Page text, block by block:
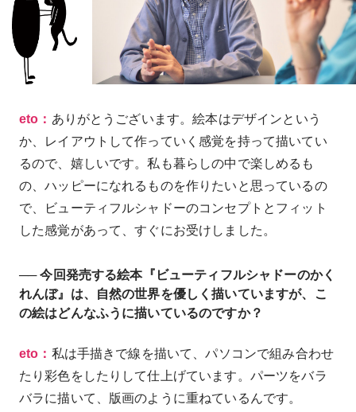
eto： ありがとうございます。絵本はデザインという
か、レイアウトして作っていく感覚を持って描いてい
るので、嬉しいです。私も暮らしの中で楽しめるも
の、ハッピーになれるものを作りたいと思っているの
で、ビューティフルシャドーのコンセプトとフィット
した感覚があって、すぐにお受けしました。
── 今回発売する絵本『ビューティフルシャドーのかく
れんぼ』は、自然の世界を優しく描いていますが、こ
の絵はどんなふうに描いているのですか？
eto： 私は手描きで線を描いて、パソコンで組み合わせ
たり彩色をしたりして仕上げています。パーツをバラ
バラに描いて、版画のように重ねているんです。